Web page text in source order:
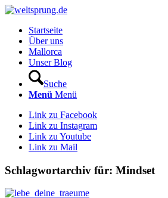
Startseite
Über uns
Mallorca
Unser Blog
Suche
Menü Menü
Link zu Facebook
Link zu Instagram
Link zu Youtube
Link zu Mail
Schlagwortarchiv für: Mindset